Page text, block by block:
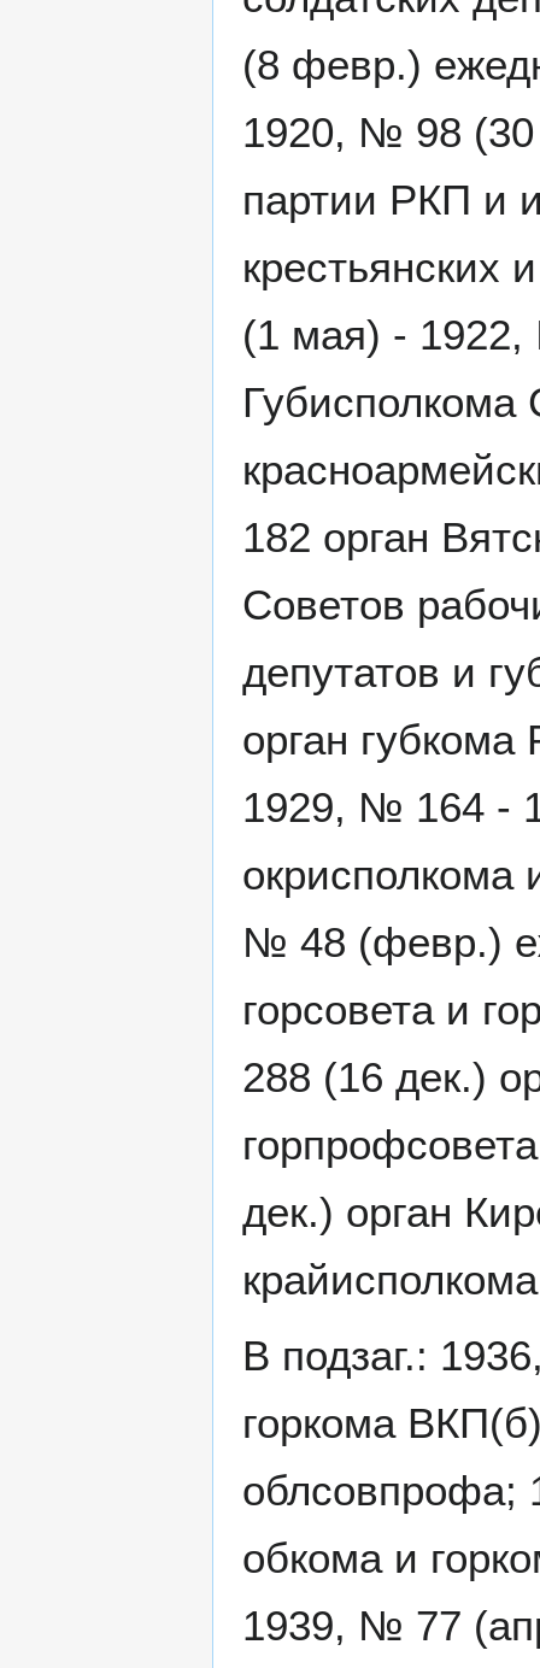
(8 февр.)
1920, № 98 (30
партии РКП и
крестьянских
(1 мая) - 1922,
Губисполкома
182 орган
Советов
депутатов и
орган
1929, № 164 -
№ 48 (февр.)
горсовета и
288 (16 дек.)
дек.) орган
В подзаг.:
горкома
облсовпрофа;
обкома и
1939, № 77